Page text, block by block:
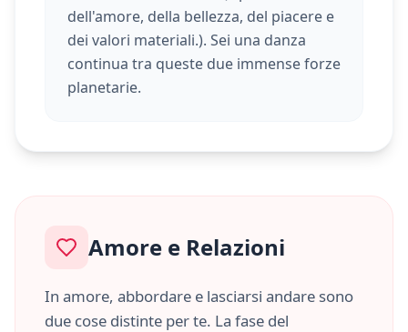
dell'amore, della bellezza, del piacere e
dei valori materiali.). Sei una danza
continua tra queste due immense forze
planetarie.
Amore e Relazioni
In amore, abbordare e lasciarsi andare sono
due cose distinte per te. La fase del